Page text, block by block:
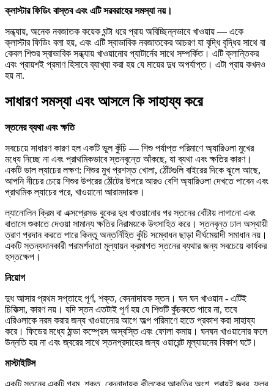
ক্লাস্টার ফিডিং বাস্তব এবং এটি সরবরাহের সমস্যা নয়।
সন্ধ্যায়, অনেক নবজাতক কয়েক ঘন্টা ধরে প্রায় অবিচ্ছিন্নভাবে খাওয়ায় — একে
ক্লাস্টার ফিডিং বলা হয়, এবং এটি স্বাভাবিক নবজাতকের আচরণ যা বৃদ্ধি বৃদ্ধির সাথে বা
কেবল শিশুর স্বাভাবিক সন্ধ্যায় খাওয়ানোর প্যাটার্নের সাথে সম্পর্কিত। এটি ক্লান্তিকর
এবং প্রায়শই প্রমাণ হিসাবে ব্যাখ্যা করা হয় যে মায়ের দুধ অপর্যাপ্ত। এটা প্রায় কখনও
হয় না.
সাধারণ সমস্যা এবং আসলে কি সাহায্য করে
স্তনের ব্যথা এবং ক্ষতি
সবচেয়ে সাধারণ কারণ হল একটি ভুল কুঁচি — শিশু পর্যাপ্ত পরিমাণে অ্যারিওলা মুখের
মধ্যে নিচ্ছে না এবং প্রাথমিকভাবে স্তনবৃন্তে আঁকছে, যা ব্যথা এবং ক্ষতির কারণ।
একটি ভাল ল্যাচের লক্ষণ: শিশুর মুখ প্রশস্ত খোলা, ঠোঁটগুলি বাইরের দিকে ঝুলে আছে,
আপনি নীচের চেয়ে শিশুর উপরের ঠোঁটের উপরে আরও বেশি অ্যারিওলা দেখতে পাবেন এবং
প্রাথমিক ল্যাচের পরে, খাওয়ানো আরামদায়ক।
ল্যানোলিন ক্রিম বা এক্সপ্রেসড বুকের দুধ খাওয়ানোর পর স্তনের বোঁটায় লাগানো এবং
বাতাসে শুকাতে দেওয়া সামান্য ক্ষতির নিরাময়কে উৎসাহিত করে। স্তনবৃন্ত ঢাল অস্থায়ী
ত্রাণ প্রদান করতে পারে কিন্তু অন্তর্নিহিত কুঁচি সম্বোধন ছাড়া দীর্ঘমেয়াদী সমাধান নয়।
একটি স্তন্যদানকারী পরামর্শদাতা মূল্যায়ন ক্রমাগত স্তনের ব্যথার জন্য সবচেয়ে কার্যকর
হস্তক্ষেপ।
নিয়োগ
দুধ আসার প্রথম সপ্তাহে পূর্ণ, শক্ত, বেদনাদায়ক স্তন। ঘন ঘন খাওয়ান - এটিই
চিকিত্সা, কারণ নয়। যদি স্তন এতটাই পূর্ণ হয় যে শিশুটি কুঁচকতে পারে না, তবে
এরিওলাকে নরম করার জন্য খাওয়ানোর আগে অল্প পরিমাণে হাতে প্রকাশ করা সাহায্য
করে। ফিডের মধ্যে ঠান্ডা কম্প্রেস অস্বস্তি এবং ফোলা কমায়। ঘনঘন খাওয়ানোর ফলে
উন্নতি হয় না এবং জ্বরের সাথে স্তনপ্রদাহের জন্য ওয়ারেন্ট মূল্যায়নের বিকাশ ঘটে।
মাস্টাইটিস